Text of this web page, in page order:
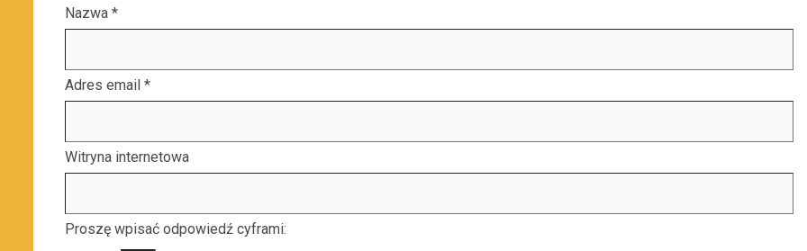
Nazwa *
Adres email *
Witryna internetowa
Proszę wpisać odpowiedź cyframi: